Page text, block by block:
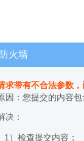
火墙
求带有不合法参数
因：您提交的内容
决：
1）检查提交内容；